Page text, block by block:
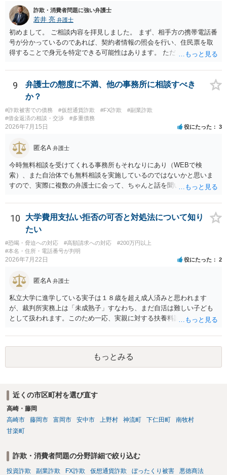
詐欺・消費者問題に強い弁護士
若井 亮 弁護士
初めまして。 ご相談内容を拝見しました。 まず、相手方の携帯電話番
号が分かっているのであれば、契約者情報の照会を行い、住民票を取
得することで身元を特定できる可能性はあります。 ただ、他人名義の
ろです。 LINEについても、詐欺の事案であれば照会できる可能性はあ
りますが、携帯電話の番号を経由する方法より難しくなります。 身元
を特定した後は、返金の理屈があるかどうかを確認していきます。 基
本的に贈与に該当する場合には返金請求ができません。 詐欺を含め、
当方に返金の理屈があるかどうかを確認していきます。 さらに、渡し
た金額について、裏付けがあるかどうかも精査します。 上記を経て、
からスタートすることになるでしょう。 ご理解のとおり、詐欺である
ことの立証は簡単ではありません。 刑事事件化が出来るのであれば、
返金交渉で有利になる可能性がありますが、民事上の詐欺の立証以上
に難しいところがあります。 こちらについては、一度、最寄りの警察
署に被害相談をするようにしてください。 具体的な見通しに関して
良いかと思います。
9
弁護士の態度に不満、他の事務所に相談すべき
か？
#詐欺被害での債務 #仮想通貨詐欺 #FX詐欺
#副業詐欺
#借金返済の相談・交渉
#多重債務
2026年7月15日 役にたった 3
匿名A 弁護士
今時無料相談を受けてくれる事務所もそれなりにあり（WEBで検
索）、また自治体でも無料相談を実施しているのではないかと思いま
すので、実際に複数の弁護士に会って、ちゃんと話を聞いてくれる
はそもそも事案を把握できていないようですので、御相談の案件につ
いては弁護士として能力不足なのかもしれません。相手にしない方が
良いと思います。ただ、仮想通貨詐欺の被害回復は現実的には難しい
かもしれません。
10
大学費用支払い拒否の可否と対処法について知り
たい
#恐喝・脅迫への対応 #高額請求への対応
#200万円以上
#本名・住所・電話番号が判明
2026年7月22日 役にたった 2
匿名A 弁護士
私立大学に進学している実子は１８歳を超え成人済みと思われます
が、裁判所実務上は「未成熟子」すなわち、まだ自活は難しい子ども
として扱われます。このため一応、実親に対する扶養料請求として法
者宛に養育費を支払っており、当該養育費は実子の進学費用の趣旨も
一部含まれています。また、私立大学進学について貴殿が了解したわ
けではないという事情も存在します。 こうした場合には、支払を拒ん
だとしても学費の請求が裁判所によって強制される可能性は低いとい
に伝えるのが良い対処法と思います。
もっとみる
近くの市区町村を選び直す
高崎・藤岡
高崎市
藤岡市 富岡市 安中市 上野村 神流町 下仁田町
南牧村
甘楽町
詐欺・消費者問題の分野詳細で絞り込む
投資詐欺 副業詐欺 FX詐欺 仮想通貨詐欺 ぼったくり被害
悪徳商法